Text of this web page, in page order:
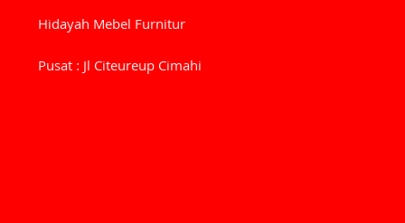
Hidayah Mebel Furnitur
Pusat : Jl Citeureup Cimahi